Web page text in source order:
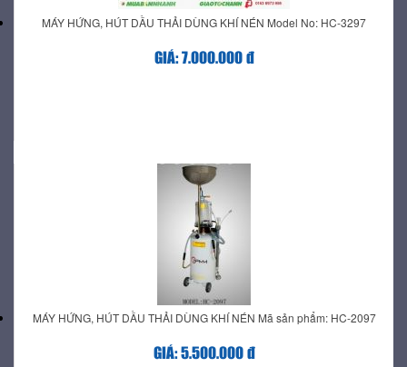
MÁY HỨNG, HÚT DẦU THẢI DÙNG KHÍ NÉN Model No: HC-3297
GIÁ: 7.000.000 đ
MÁY HỨNG, HÚT DẦU THẢI DÙNG KHÍ NÉN Mã sản phẩm: HC-2097
GIÁ: 5.500.000 đ